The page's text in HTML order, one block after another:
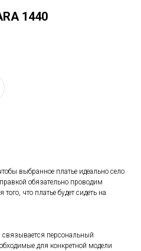
1440
выбранное платье идеально село
обязательно проводим
что платье будет сидеть на
персональный
для конкретной модели